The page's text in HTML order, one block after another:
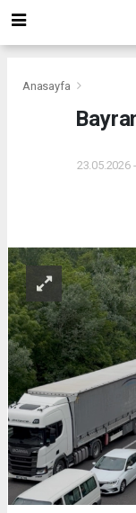
Anasayfa
23.05.2026